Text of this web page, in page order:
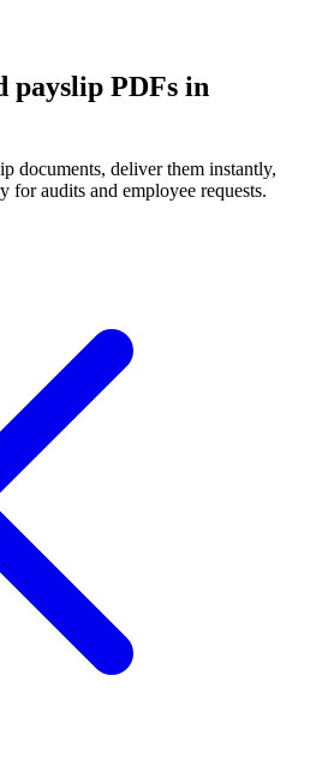
payslip PDFs in
documents, deliver them instantly,
for audits and employee requests.